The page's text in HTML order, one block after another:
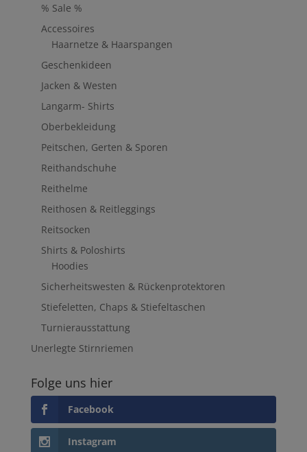
% Sale %
Accessoires
Haarnetze & Haarspangen
Geschenkideen
Jacken & Westen
Langarm- Shirts
Oberbekleidung
Peitschen, Gerten & Sporen
Reithandschuhe
Reithelme
Reithosen & Reitleggings
Reitsocken
Shirts & Poloshirts
Hoodies
Sicherheitswesten & Rückenprotektoren
Stiefeletten, Chaps & Stiefeltaschen
Turnierausstattung
Unerlegte Stirnriemen
Folge uns hier
Facebook
Instagram